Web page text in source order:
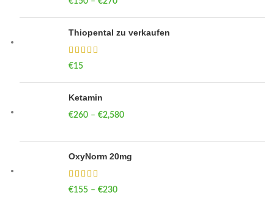
Thiopental zu verkaufen
€15
Ketamin
€260 – €2,580
OxyNorm 20mg
€155 – €230